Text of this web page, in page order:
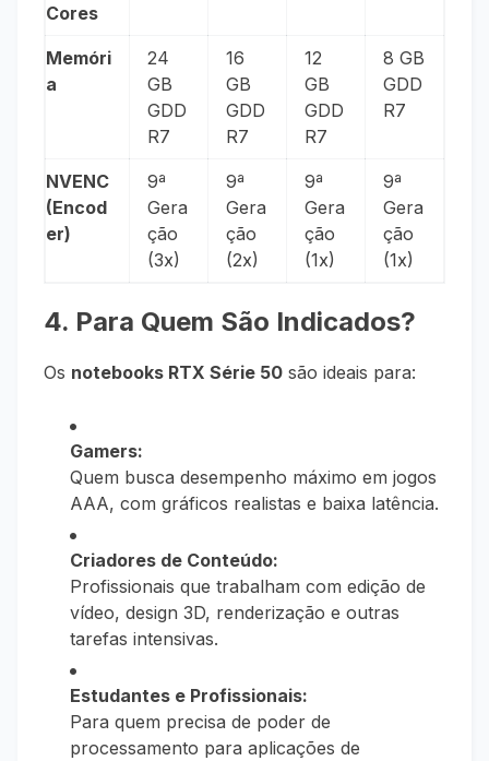
Cores
Memóri
a
24
GB
GDD
R7
16
GB
GDD
R7
12
GB
GDD
R7
8 GB
GDD
R7
NVENC
(Encod
er)
9ª
Gera
ção
(3x)
9ª
Gera
ção
(2x)
9ª
Gera
ção
(1x)
9ª
Gera
ção
(1x)
4. Para Quem São Indicados?
Os notebooks RTX Série 50 são ideais para:
Gamers:
Quem busca desempenho máximo em jogos
AAA, com gráficos realistas e baixa latência.
Criadores de Conteúdo:
Profissionais que trabalham com edição de
vídeo, design 3D, renderização e outras
tarefas intensivas.
Estudantes e Profissionais:
Para quem precisa de poder de
processamento para aplicações de